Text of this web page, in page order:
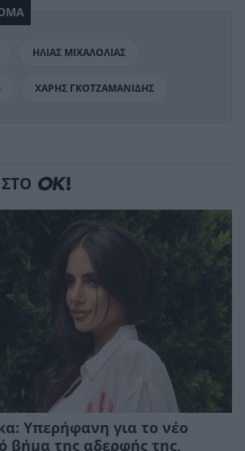
ΗΛΙΑΣ ΜΙΧΑΛΟΛΙΑΣ
ΧΑΡΗΣ ΓΚΟΤΖΑΜΑΝΙΔΗΣ
Υπερήφανη για το νέο
βήμα της αδερφής της,